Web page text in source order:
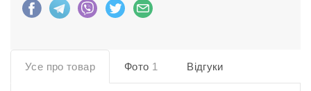
Усе про товар Фото 1 Відгуки